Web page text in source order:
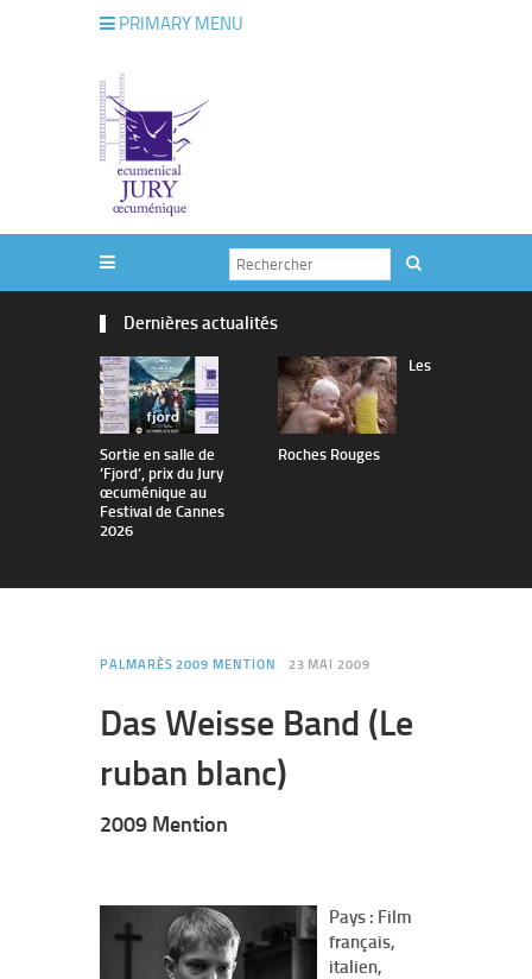
PRIMARY MENU
Dernières actualités
Sortie en salle de
’Fjord’, prix du Jury
œcuménique au
Festival de Cannes
2026
Les
Roches Rouges
PALMARÈS 2009 MENTION 23 MAI 2009
Das Weisse Band (Le
ruban blanc)
2009 Mention
Pays : Film
français,
italien,